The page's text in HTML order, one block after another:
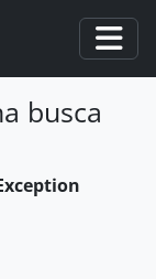
busca